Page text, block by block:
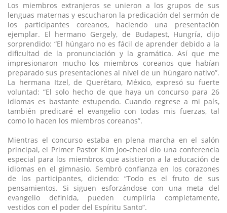
Los miembros extranjeros se unieron a los grupos de sus
lenguas maternas y escucharon la predicación del sermón de
los participantes coreanos, haciendo una presentación
ejemplar. El hermano Gergely, de Budapest, Hungría, dijo
sorprendido: “El húngaro no es fácil de aprender debido a la
dificultad de la pronunciación y la gramática. Así que me
impresionaron mucho los miembros coreanos que habían
preparado sus presentaciones al nivel de un húngaro nativo”.
La hermana Itzel, de Querétaro, México, expresó su fuerte
voluntad: “El solo hecho de que haya un concurso para 26
idiomas es bastante estupendo. Cuando regrese a mi país,
también predicaré el evangelio con todas mis fuerzas, tal
como lo hacen los miembros coreanos”.
Mientras el concurso estaba en plena marcha en el salón
principal, el Primer Pastor Kim Joo-cheol dio una conferencia
especial para los miembros que asistieron a la educación de
idiomas en el gimnasio. Sembró confianza en los corazones
de los participantes, diciendo: “Todo es el fruto de sus
pensamientos. Si siguen esforzándose con una meta del
evangelio definida, pueden cumplirla completamente,
vestidos con el poder del Espíritu Santo”.